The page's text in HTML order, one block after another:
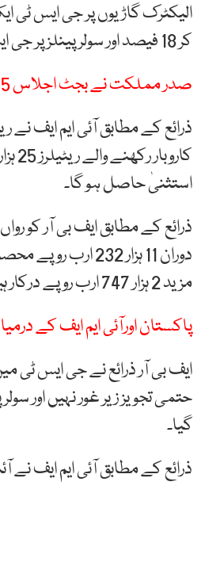
کر 18 فیصد اور سولر پینلز پر جی ایس ٹی 10 فیصد سے بڑھا کر 18 فیصد کیے جانے کی تجویز زیر غور ہے۔
صدر مملکت نے بجٹ اجلاس 5 جون کو طلب کرنے کی منظوری دیدی
استثنیٰ حاصل ہو گا۔
مزید 2 ہزار 747 ارب روپے درکار ہیں۔
پاکستان اورآئی ایم ایف کے
ایف بی آر ذرائع نے جی ایس
حتمی تجویز زیر غور نہیں اور
گیا۔
ذرائع کے مطابق آئی ایم ایف نے آئندہ مالی